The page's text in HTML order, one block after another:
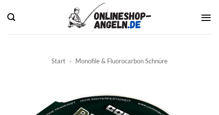
Inhalt
springen
Start » Monofile & Fluorocarbon Schnüre